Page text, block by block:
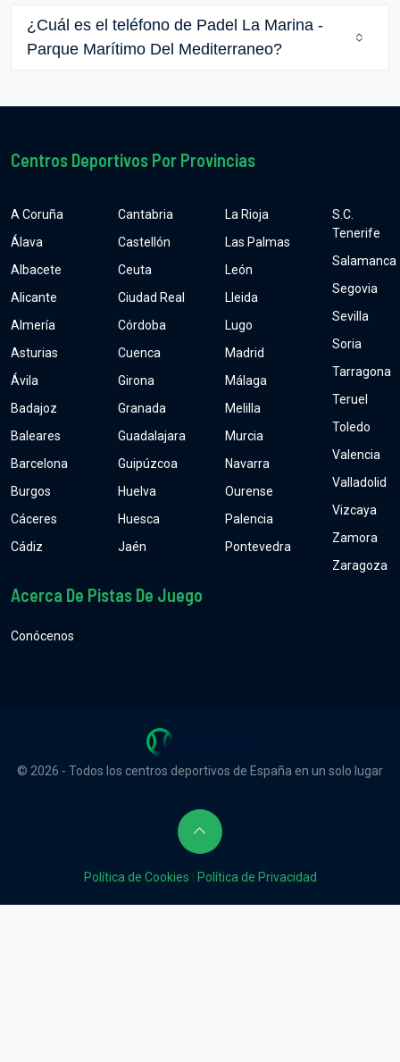
¿Cuál es el teléfono de Padel La Marina -
Parque Marítimo Del Mediterraneo?
Centros Deportivos Por Provincias
A Coruña
Álava
Albacete
Alicante
Almería
Asturias
Ávila
Badajoz
Baleares
Barcelona
Burgos
Cáceres
Cádiz
Cantabria
Castellón
Ceuta
Ciudad Real
Córdoba
Cuenca
Girona
Granada
Guadalajara
Guipúzcoa
Huelva
Huesca
Jaén
La Rioja
Las Palmas
León
Lleida
Lugo
Madrid
Málaga
Melilla
Murcia
Navarra
Ourense
Palencia
Pontevedra
S.C.
Tenerife
Salamanca
Segovia
Sevilla
Soria
Tarragona
Teruel
Toledo
Valencia
Valladolid
Vizcaya
Zamora
Zaragoza
Acerca De Pistas De Juego
Conócenos
© 2026 - Todos los centros deportivos de España en un solo lugar
Política de Cookies Política de Privacidad